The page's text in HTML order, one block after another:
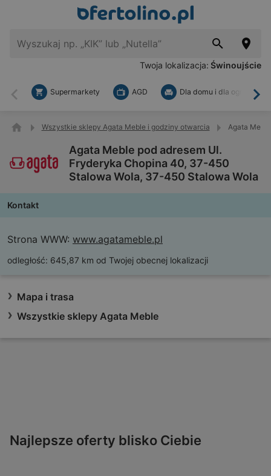
Twoja lokalizacja: Świnoujście
Wstecz
Supermarkety AGD Dla domu i dla ogrodu
Wszystkie sklepy Agata Meble i godziny otwarcia Agata
Agata Meble pod adresem Ul.
Fryderyka Chopina 40, 37-450
Stalowa Wola, 37-450 Stalowa Wola
Kontakt
Strona WWW: www.agatameble.pl
odległość: 645,87 km od Twojej obecnej lokalizacji
Mapa i trasa
Wszystkie sklepy Agata Meble
Najlepsze oferty blisko Ciebie